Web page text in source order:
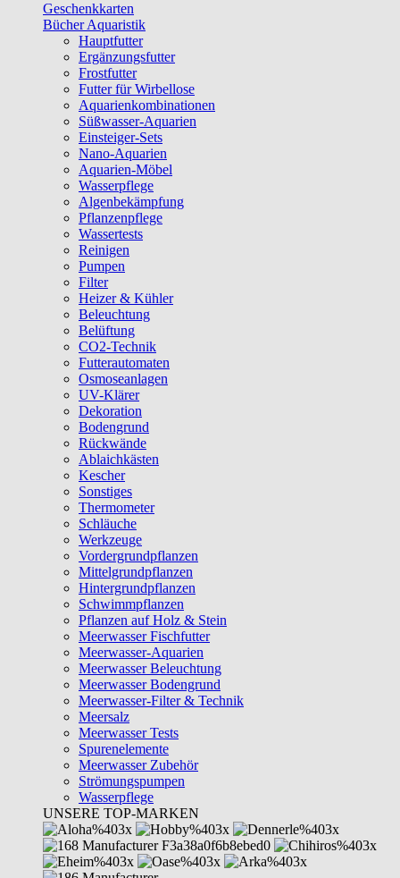
Geschenkkarten
Bücher Aquaristik
Hauptfutter
Ergänzungsfutter
Frostfutter
Futter für Wirbellose
Aquarienkombinationen
Süßwasser-Aquarien
Einsteiger-Sets
Nano-Aquarien
Aquarien-Möbel
Wasserpflege
Algenbekämpfung
Pflanzenpflege
Wassertests
Reinigen
Pumpen
Filter
Heizer & Kühler
Beleuchtung
Belüftung
CO2-Technik
Futterautomaten
Osmoseanlagen
UV-Klärer
Dekoration
Bodengrund
Rückwände
Ablaichkästen
Kescher
Sonstiges
Thermometer
Schläuche
Werkzeuge
Vordergrundpflanzen
Mittelgrundpflanzen
Hintergrundpflanzen
Schwimmpflanzen
Pflanzen auf Holz & Stein
Meerwasser Fischfutter
Meerwasser-Aquarien
Meerwasser Beleuchtung
Meerwasser Bodengrund
Meerwasser-Filter & Technik
Meersalz
Meerwasser Tests
Spurenelemente
Meerwasser Zubehör
Strömungspumpen
Wasserpflege
UNSERE TOP-MARKEN